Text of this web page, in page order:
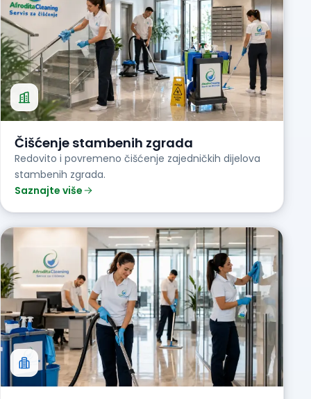
Čišćenje stambenih zgrada
Redovito i povremeno čišćenje zajedničkih dijelova
stambenih zgrada.
Saznajte više